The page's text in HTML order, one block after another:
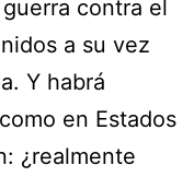
contra el
a su vez
Y habrá
en Estados
¿realmente